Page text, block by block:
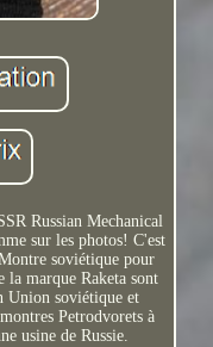
Russian Mechanical
sur les photos! C'est
soviétique pour
la marque Raketa sont
Union soviétique et
Petrodvorets à
usine de Russie.